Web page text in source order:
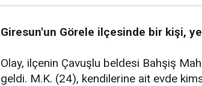
Giresun'un Görele ilçesinde bir kişi,
Olay, ilçenin Çavuşlu beldesi Bahşiş
geldi. M.K. (24), kendilerine ait evde